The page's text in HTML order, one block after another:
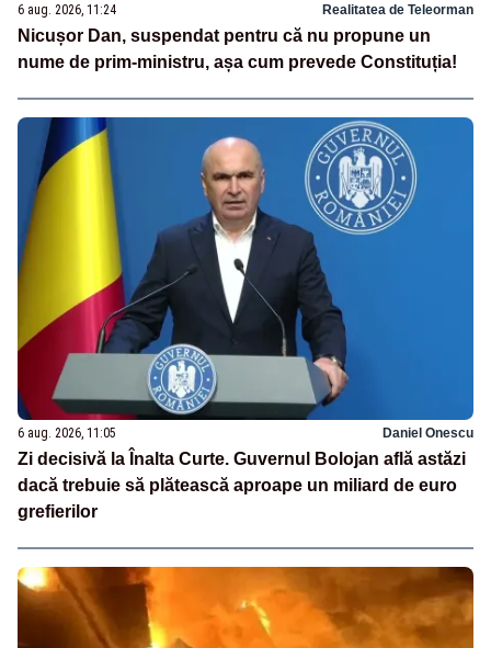
6 aug. 2026, 11:24 Realitatea de Teleorman
Nicușor Dan, suspendat pentru că nu propune un
nume de prim-ministru, așa cum prevede Constituția!
6 aug. 2026, 11:05 Daniel Onescu
Zi decisivă la Înalta Curte. Guvernul Bolojan află astăzi
dacă trebuie să plătească aproape un miliard de euro
grefierilor